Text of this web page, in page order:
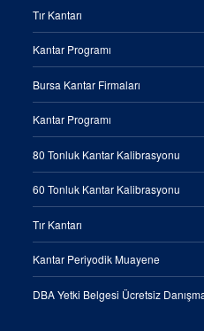
Tır Kantarı
Kantar Programı
Bursa Kantar Firmaları
Kantar Programı
80 Tonluk Kantar Kalibrasyonu
60 Tonluk Kantar Kalibrasyonu
Tır Kantarı
Kantar Periyodik Muayene
DBA Yetki Belgesi Ücretsiz